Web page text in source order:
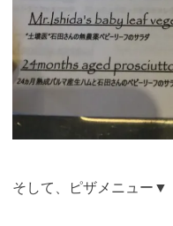
そして、ピザメニュー▼